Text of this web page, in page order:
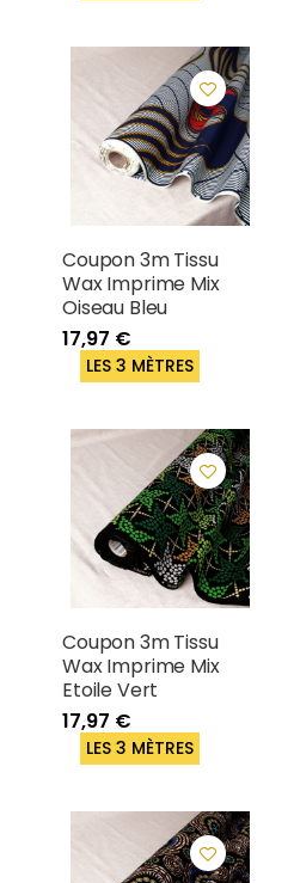
Coupon 3m Tissu
Wax Imprime Mix
Oiseau Bleu
17,97 €
LES 3 MÈTRES
Coupon 3m Tissu
Wax Imprime Mix
Etoile Vert
17,97 €
LES 3 MÈTRES